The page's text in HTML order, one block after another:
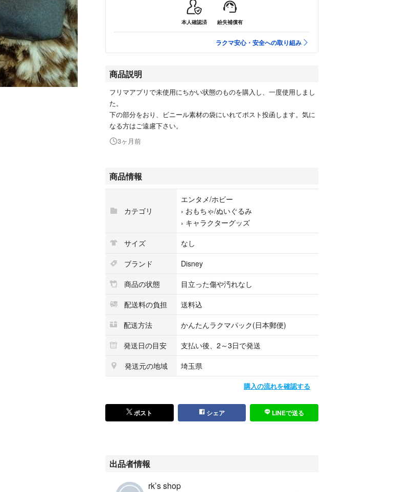
本人確認済 紛失補償有
ラクマ安心・安全への取り組み
商品説明
フリマアプリで未使用にちかい状態のものを購入し、一度使用しまし
た。
下の部分をおり、ビニール素材の袋にいれてポスト投函します。気に
なる方はご遠慮下さい。
3ヶ月前
商品情報
カテゴリ
エンタメ/ホビー
› おもちゃ/ぬいぐるみ
› キャラクターグッズ
サイズ
なし
ブランド
Disney
商品の状態
目立った傷や汚れなし
配送料の負担
送料込
配送方法
かんたんラクマパック(日本郵便)
発送日の目安
支払い後、2～3日で発送
発送元の地域
埼玉県
購入の流れを確認する
ポスト シェア LINEで送る
出品者情報
rk’s shop